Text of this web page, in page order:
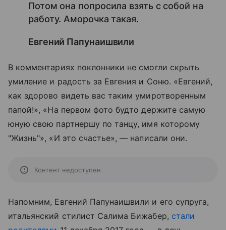
Потом она попросила взять с собой на
работу. Аморочка такая.
Евгений Папунаишвили
В комментариях поклонники не смогли скрыть
умиление и радость за Евгения и Соню. «Евгений,
как здорово видеть вас таким умиротворенным
папой!», «На первом фото будто держите самую
юную свою партнершу по танцу, имя которому
"Жизнь"», «И это счастье», — написали они.
Контент недоступен
Напомним, Евгений Папунаишвили и его супруга,
итальянский стилист Салима Бижабер, стали